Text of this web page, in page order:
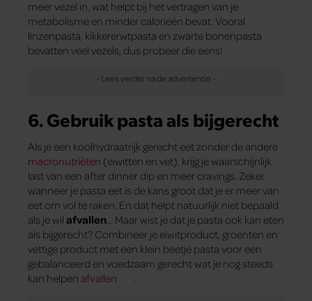
meer vezel in, wat helpt bij het vertragen van je
metabolisme en minder calorieën bevat. Vooral
linzenpasta, kikkererwtpasta en zwarte bonenpasta
bevatten veel vezels, dus probeer die eens!
6. Gebruik pasta als bijgerecht
Als je een koolhydraatrijk gerecht eet zonder de andere
macronutriëten (eiwitten en vet), krijg je waarschijnlijk
last van een after dinner dip en meer cravings. Zeker
wanneer je pasta eet is de kans groot dat je er meer van
eet om vol te raken. En dat helpt natuurlijk niet bepaald
als je wil afvallen… Maar wist je dat je pasta ook kan eten
als bijgerecht? Combineer je eiwitproduct, groenten en
vettige product met een klein beetje pasta voor een
gebalanceerd en voedzaam gerecht wat je nog steeds
kan helpen afvallen .